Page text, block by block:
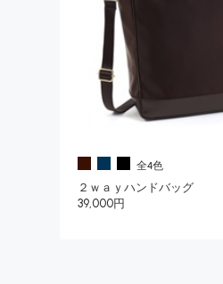
全4色
２ｗａｙハンドバッグ
39,000円